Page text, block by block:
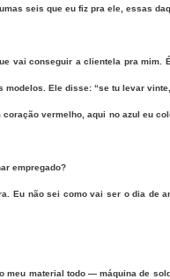
seis que eu fiz pra ele, essas
vai conseguir a clientela pra mim.
Ele disse: “se tu levar
vermelho, aqui no azul eu
empregado?
Eu não sei como vai ser o dia de
meu material todo — máquina de